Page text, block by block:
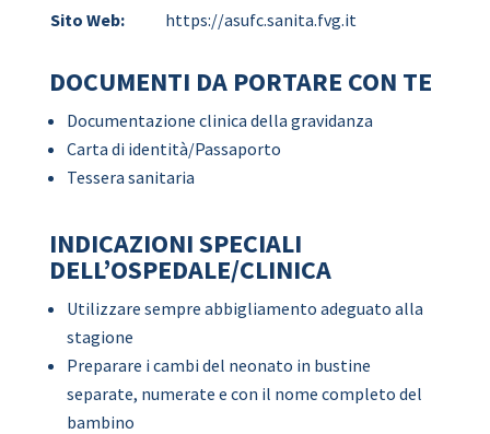
Sito Web:
https://asufc.sanita.fvg.it
DOCUMENTI DA PORTARE CON TE
Documentazione clinica della gravidanza
Carta di identità/Passaporto
Tessera sanitaria
INDICAZIONI SPECIALI
DELL’OSPEDALE/CLINICA
Utilizzare sempre abbigliamento adeguato alla
stagione
Preparare i cambi del neonato in bustine
separate, numerate e con il nome completo del
bambino